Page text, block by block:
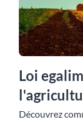
Loi
Découvrez